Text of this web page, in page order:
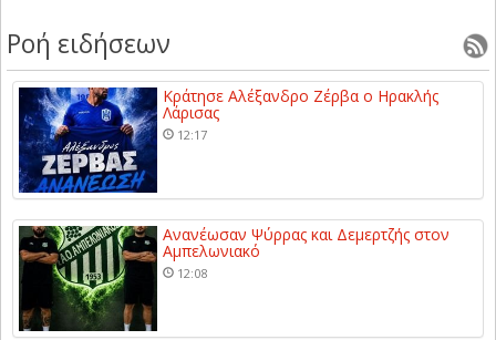
Ροή ειδήσεων
Κράτησε Αλέξανδρο Ζέρβα ο Ηρακλής
Λάρισας
12:17
Ανανέωσαν Ψύρρας και Δεμερτζής στον
Αμπελωνιακό
12:08